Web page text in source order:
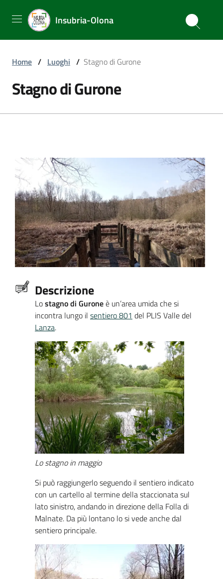
Insubria-Olona
Home / Luoghi / Stagno di Gurone
Stagno di Gurone
Descrizione
Lostagno di Guroneè un’area umida che si
incontra lungo il sentiero 801 del PLIS Valle del
Lanza.
Lo stagno in maggio
Si può raggiungerlo seguendo il sentiero indicato
con un cartello al termine della staccionata sul
lato sinistro, andando in direzione della Folla di
Malnate. Da più lontano lo si vede anche dal
sentiero principale.